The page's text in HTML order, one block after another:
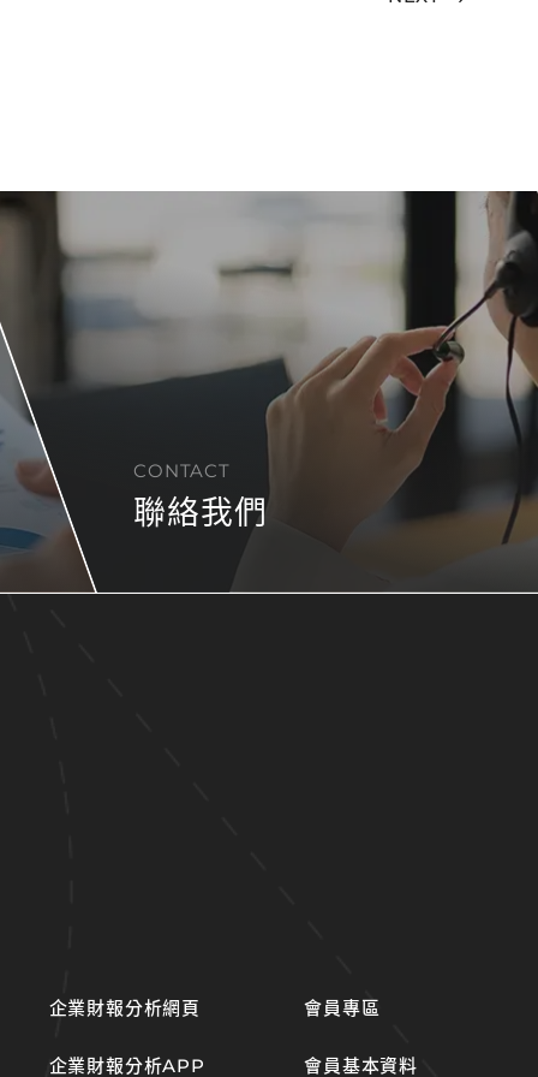
CONTACT
聯絡我們
企業財報分析網頁
企業財報分析APP
會員專區
會員基本資料